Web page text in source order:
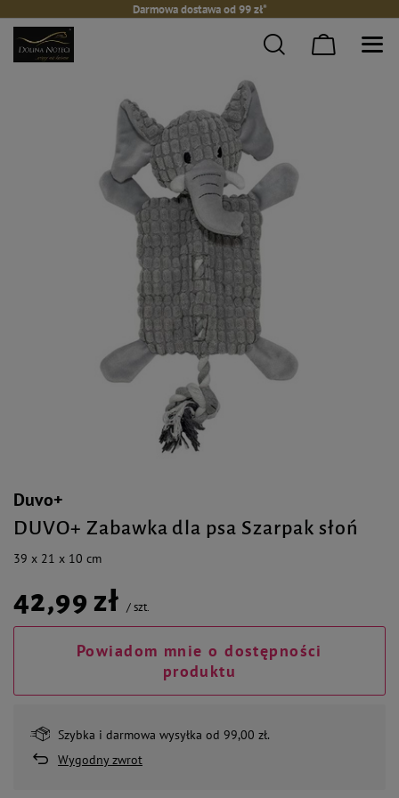
Darmowa dostawa od 99 zł*
Duvo+
DUVO+ Zabawka dla psa Szarpak słoń
39 x 21 x 10 cm
42,99 zł /szt.
Powiadom mnie o dostępności
produktu
Szybka i darmowa wysyłka od 99,00 zł.
Wygodny zwrot